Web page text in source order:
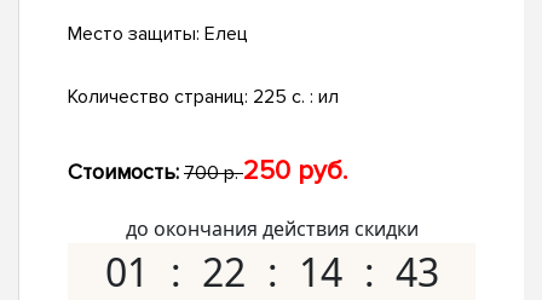
Место защиты: Елец
Количество страниц: 225 с. : ил
Стоимость: 700 р.250 руб.
до окончания действия скидки
01 22 14 42